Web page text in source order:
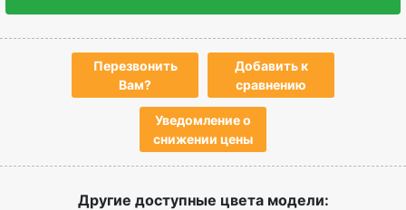
Перезвонить
Вам?
Добавить к
сравнению
Уведомление о
снижении цены
Другие доступные цвета модели: